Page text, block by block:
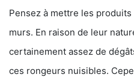
Pensez à mettre les
murs. En raison de leur
certainement assez de
ces rongeurs nuisibles.